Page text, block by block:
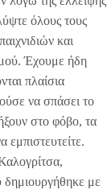
όλους τους
και
Έχουμε ήδη
πλαίσια
να σπάσει το
στο φόβο, τα
δημιουργήθηκε με